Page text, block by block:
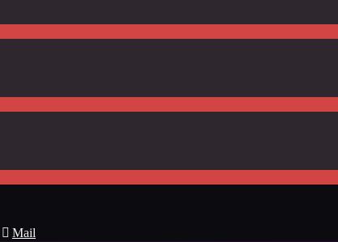
Mail